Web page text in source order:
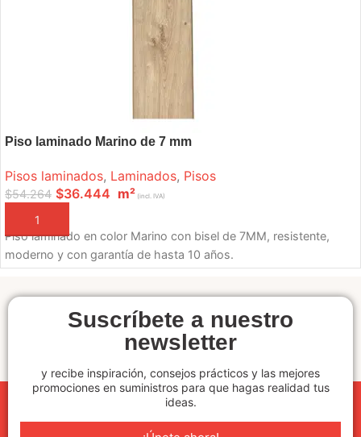
Piso laminado Marino de 7 mm
Pisos laminados, Laminados, Pisos
$54.264 $36.444 m² (incl. IVA)
AÑADIR A LA CESTA
Piso laminado en color Marino con bisel de 7MM, resistente,
moderno y con garantía de hasta 10 años.
Suscríbete a nuestro
newsletter
y recibe inspiración, consejos prácticos y las mejores
promociones en suministros para que hagas realidad tus
ideas.